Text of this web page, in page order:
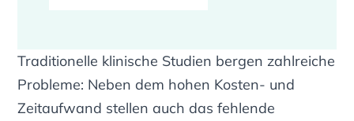
Traditionelle klinische Studien bergen zahlreiche
Probleme: Neben dem hohen Kosten- und
Zeitaufwand stellen auch das fehlende